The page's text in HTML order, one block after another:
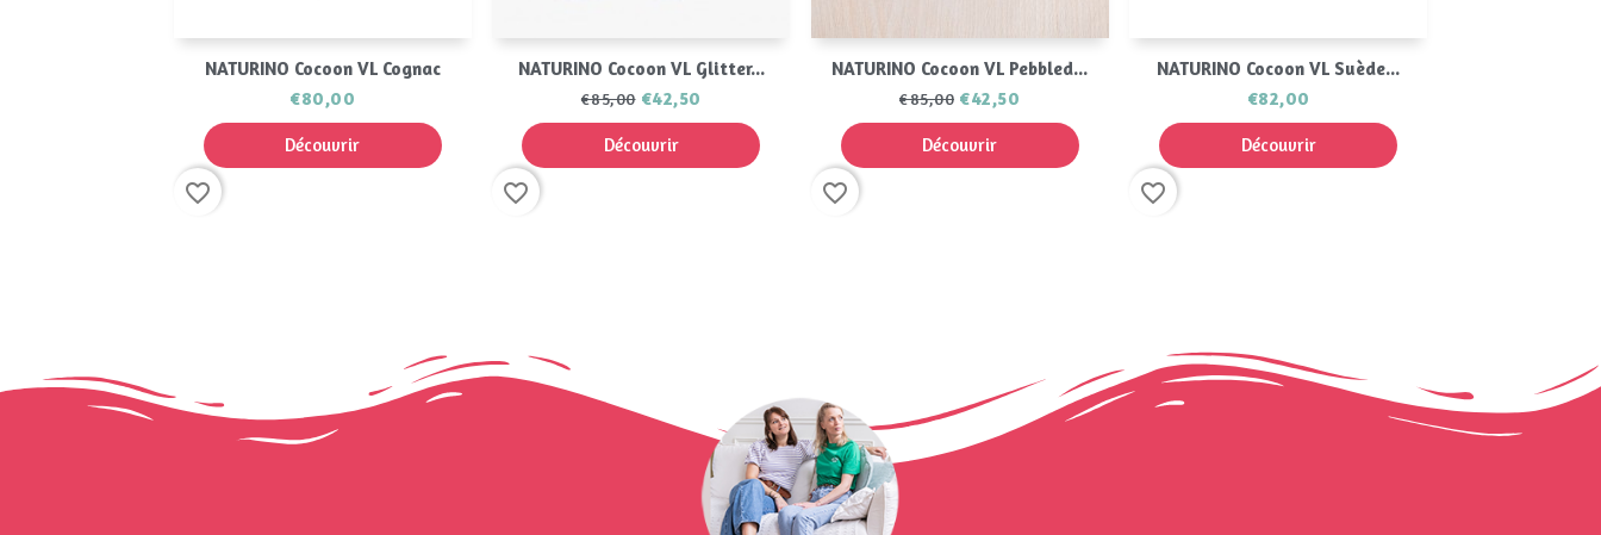
Aperçu rapide
NATURINO Cocoon VL Cognac
€80,00
Découvrir
favorite_border
Aperçu rapide
NATURINO Cocoon VL Glitter...
€85,00 €42,50
Découvrir
favorite_border
Aperçu rapide
NATURINO Cocoon VL Pebbled...
€85,00 €42,50
Découvrir
favorite_border
Aperçu rapide
NATURINO Cocoon VL Suède...
€82,00
Découvrir
favorite_border